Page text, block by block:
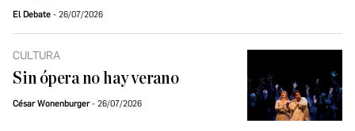
El Debate 26/07/2026
CULTURA
Sin ópera no hay verano
César Wonenburger 26/07/2026